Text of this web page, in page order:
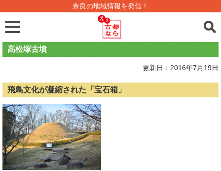
奈良の地域情報を発信！
高松塚古墳
更新日：2016年7月19日
飛鳥文化が凝縮された「宝石箱」